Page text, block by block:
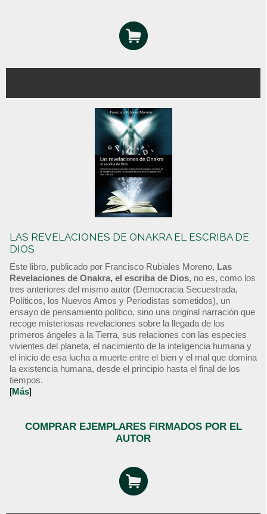
LAS REVELACIONES DE ONAKRA EL ESCRIBA DE
DIOS
Este libro, publicado por Francisco Rubiales Moreno, Las
Revelaciones de Onakra, el escriba de Dios, no es, como los
tres anteriores del mismo autor (Democracia Secuestrada,
Políticos, los Nuevos Amos y Periodistas sometidos), un
ensayo de pensamiento político, sino una original narración que
recoge misteriosas revelaciones sobre la llegada de los
primeros ángeles a la Tierra, sus relaciones con las especies
vivientes del planeta, el nacimiento de la inteligencia humana y
el inicio de esa lucha a muerte entre el bien y el mal que domina
la existencia humana, desde el principio hasta el final de los
tiempos.
[Más]
COMPRAR EJEMPLARES FIRMADOS POR EL
AUTOR